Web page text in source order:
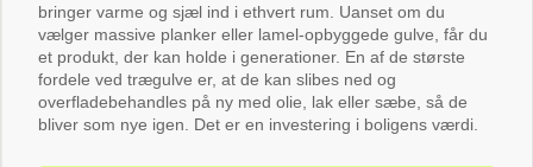
bringer varme og sjæl ind i ethvert rum. Uanset om du
vælger massive planker eller lamel-opbyggede gulve, får du
et produkt, der kan holde i generationer. En af de største
fordele ved trægulve er, at de kan slibes ned og
overfladebehandles på ny med olie, lak eller sæbe, så de
bliver som nye igen. Det er en investering i boligens værdi.